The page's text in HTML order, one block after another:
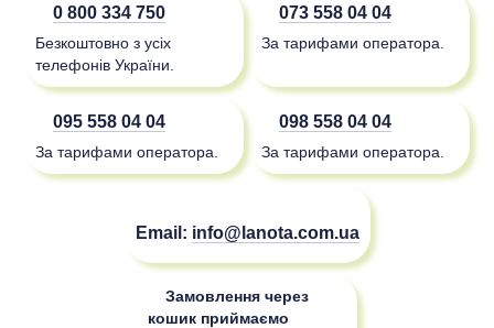
0 800 334 750
Безкоштовно з усіх
телефонів України.
073 558 04 04
За тарифами оператора.
095 558 04 04
За тарифами оператора.
098 558 04 04
За тарифами оператора.
Email: info@lanota.com.ua
Замовлення через
кошик приймаємо